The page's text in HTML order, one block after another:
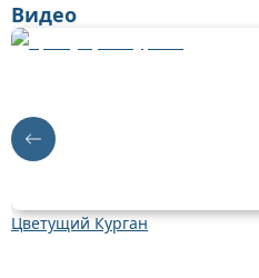
Видео
Цветущий Курган